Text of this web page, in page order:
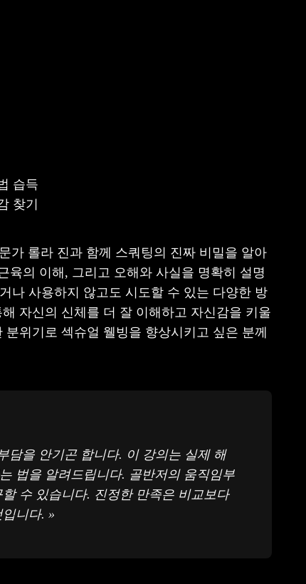
습득
찾기
문가 롤라 진과 함께 스쿼팅의 진짜 비밀을 알아
육의 이해, 그리고 오해와 사실을 명확히 설명
나 사용하지 않고도 시도할 수 있는 다양한 방
자신의 신체를 더 잘 이해하고 자신감을 키울
위기로 섹슈얼 웰빙을 향상시키고 싶은 분께
담을 안기곤 합니다. 이 강의는 실제 해
법을 알려드립니다. 골반저의 움직임부
수 있습니다. 진정한 만족은 비교보다
니다. »